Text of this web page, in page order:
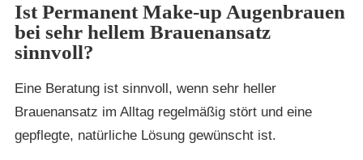
Ist Permanent Make-up Augenbrauen
bei sehr hellem Brauenansatz
sinnvoll?
Eine Beratung ist sinnvoll, wenn sehr heller
Brauenansatz im Alltag regelmäßig stört und eine
gepflegte, natürliche Lösung gewünscht ist.